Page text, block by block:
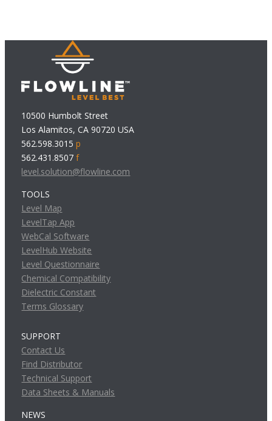
10500 Humbolt Street
Los Alamitos, CA 90720 USA
562.598.3015p
562.431.8507f
level.solution@flowline.com
TOOLS
Level Map
LevelTap App
WebCal Software
LevelHub Website
Level Questionnaire
Chemical Compatibility
Dielectric Constant
Terms Glossary
SUPPORT
Contact Us
Find Distributor
Technical Support
Data Sheets & Manuals
NEWS